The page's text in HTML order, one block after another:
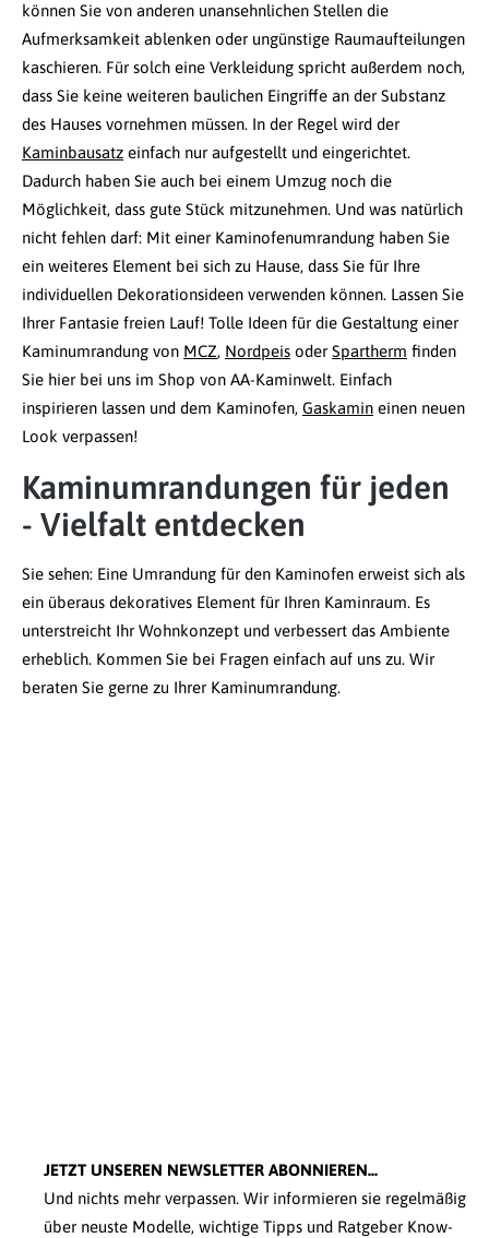
können Sie von anderen unansehnlichen Stellen die
Aufmerksamkeit ablenken oder ungünstige Raumaufteilungen
kaschieren. Für solch eine Verkleidung spricht außerdem noch,
dass Sie keine weiteren baulichen Eingriffe an der Substanz
des Hauses vornehmen müssen. In der Regel wird der
Kaminbausatz einfach nur aufgestellt und eingerichtet.
Dadurch haben Sie auch bei einem Umzug noch die
Möglichkeit, dass gute Stück mitzunehmen. Und was natürlich
nicht fehlen darf: Mit einer Kaminofenumrandung haben Sie
ein weiteres Element bei sich zu Hause, dass Sie für Ihre
individuellen Dekorationsideen verwenden können. Lassen Sie
Ihrer Fantasie freien Lauf! Tolle Ideen für die Gestaltung einer
Kaminumrandung von MCZ, Nordpeis oder Spartherm finden
Sie hier bei uns im Shop von AA-Kaminwelt. Einfach
inspirieren lassen und dem Kaminofen, Gaskamin einen neuen
Look verpassen!
Kaminumrandungen für jeden
- Vielfalt entdecken
Sie sehen: Eine Umrandung für den Kaminofen erweist sich als
ein überaus dekoratives Element für Ihren Kaminraum. Es
unterstreicht Ihr Wohnkonzept und verbessert das Ambiente
erheblich. Kommen Sie bei Fragen einfach auf uns zu. Wir
beraten Sie gerne zu Ihrer Kaminumrandung.
JETZT UNSEREN NEWSLETTER ABONNIEREN...
Und nichts mehr verpassen. Wir informieren sie regelmäßig
über neuste Modelle, wichtige Tipps und Ratgeber Know-